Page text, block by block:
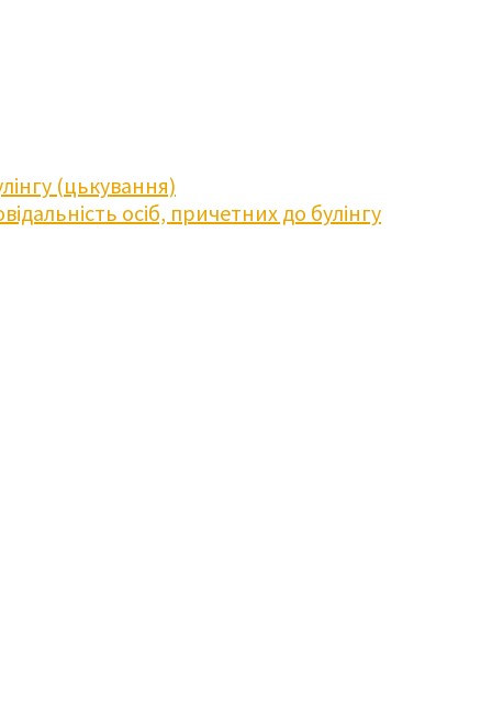
(цькування)
осіб, причетних до булінгу